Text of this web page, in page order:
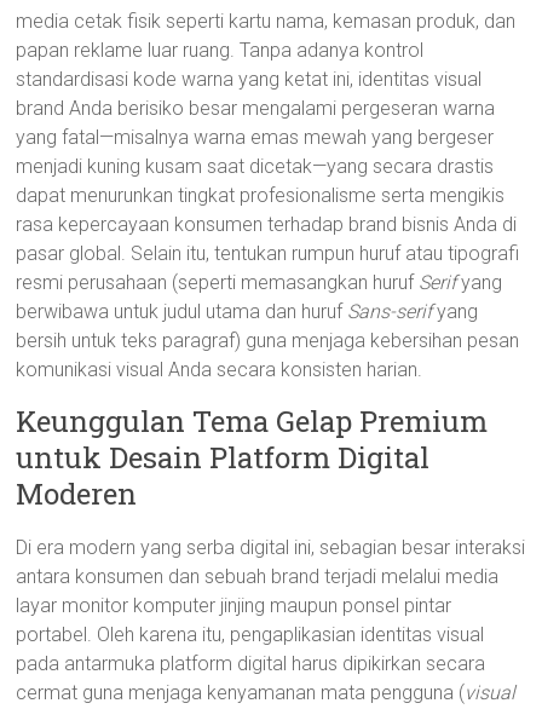
media cetak fisik seperti kartu nama, kemasan produk, dan
papan reklame luar ruang. Tanpa adanya kontrol
standardisasi kode warna yang ketat ini, identitas visual
brand Anda berisiko besar mengalami pergeseran warna
yang fatal—misalnya warna emas mewah yang bergeser
menjadi kuning kusam saat dicetak—yang secara drastis
dapat menurunkan tingkat profesionalisme serta mengikis
rasa kepercayaan konsumen terhadap brand bisnis Anda di
pasar global. Selain itu, tentukan rumpun huruf atau tipografi
resmi perusahaan (seperti memasangkan huruf Serifyang
berwibawa untuk judul utama dan huruf Sans-serifyang
bersih untuk teks paragraf) guna menjaga kebersihan pesan
komunikasi visual Anda secara konsisten harian.
Keunggulan Tema Gelap Premium
untuk Desain Platform Digital
Moderen
Di era modern yang serba digital ini, sebagian besar interaksi
antara konsumen dan sebuah brand terjadi melalui media
layar monitor komputer jinjing maupun ponsel pintar
portabel. Oleh karena itu, pengaplikasian identitas visual
pada antarmuka platform digital harus dipikirkan secara
cermat guna menjaga kenyamanan mata pengguna (visual